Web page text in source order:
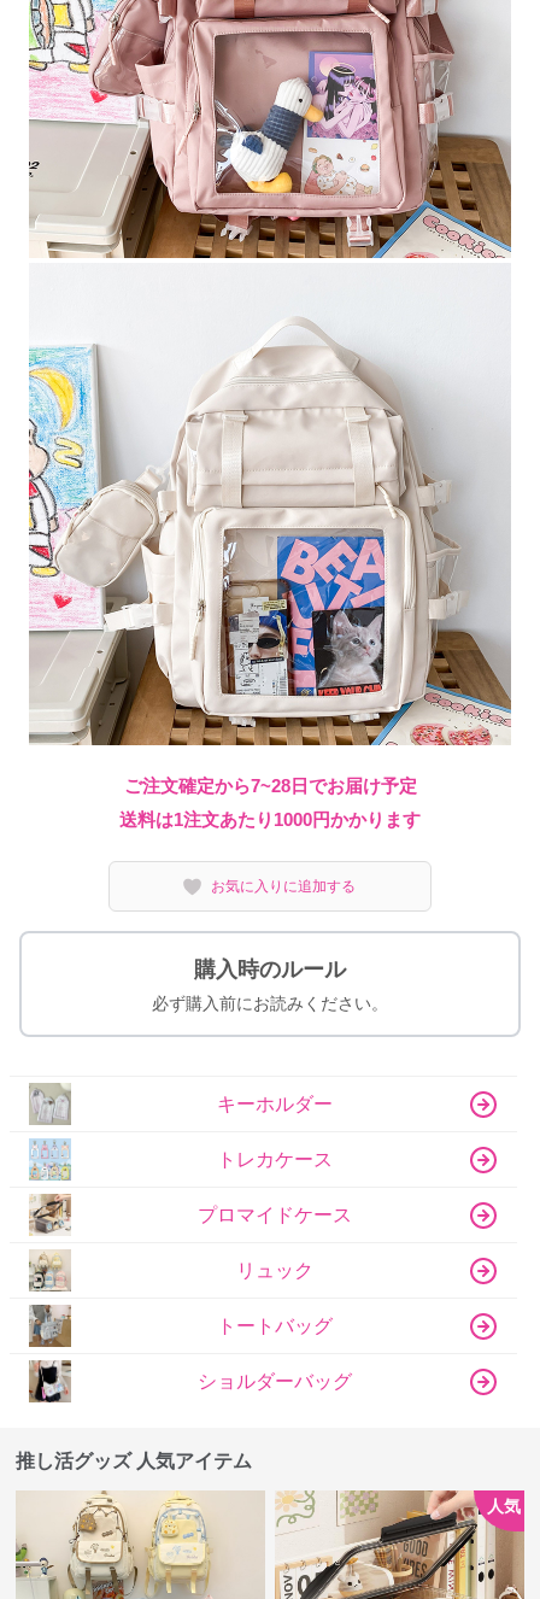
ご注文確定から7~28日でお届け予定
送料は1注文あたり 1000円かかります
お気に入りに追加する
購入時のルール
必ず購入前にお読みください。
キーホルダー
トレカケース
プロマイドケース
リュック
トートバッグ
ショルダーバッグ
推し活グッズ 人気アイテム
人気